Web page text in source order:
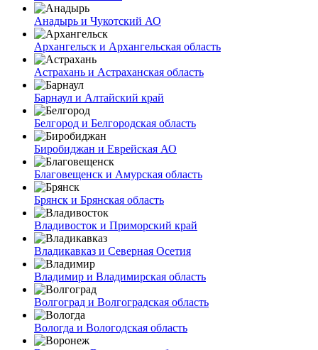
Анадырь и Чукотский АО
Архангельск и Архангельская область
Астрахань и Астраханская область
Барнаул и Алтайский край
Белгород и Белгородская область
Биробиджан и Еврейская АО
Благовещенск и Амурская область
Брянск и Брянская область
Владивосток и Приморский край
Владикавказ и Северная Осетия
Владимир и Владимирская область
Волгоград и Волгоградская область
Вологда и Вологодская область